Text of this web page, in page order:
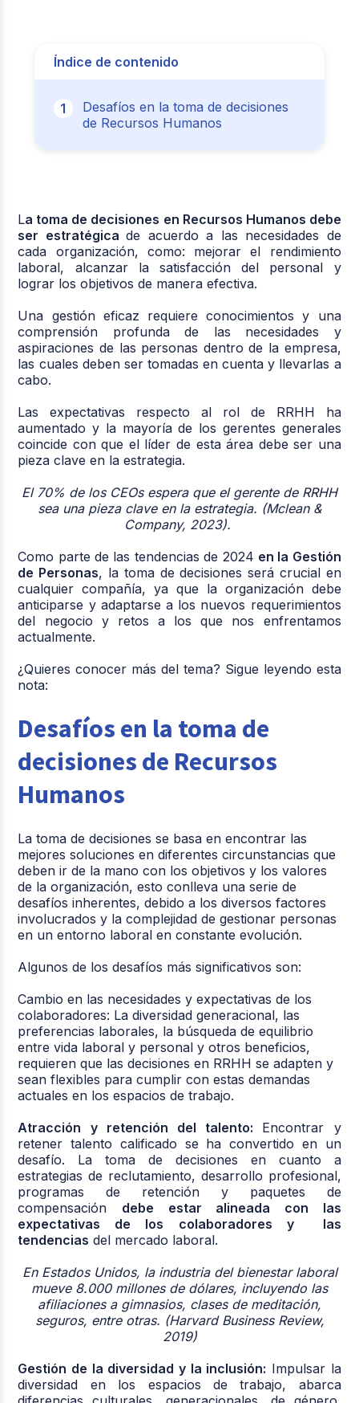
Índice de contenido
Desafíos en la toma de decisiones
de Recursos Humanos
La toma de decisiones en Recursos Humanos debe
ser estratégicade acuerdo a las necesidades de
cada organización, como: mejorar el rendimiento
laboral, alcanzar la satisfacción del personal y
lograr los objetivos de manera efectiva.
Una gestión eficaz requiere conocimientos y una
comprensión profunda de las necesidades y
aspiraciones de las personas dentro de la empresa,
las cuales deben ser tomadas en cuenta y llevarlas a
cabo.
Las expectativas respecto al rol de RRHH ha
aumentado y la mayoría de los gerentes generales
coincide con que el líder de esta área debe ser una
pieza clave en la estrategia.
El 70% de los CEOs espera que el gerente de RRHH
sea una pieza clave en la estrategia. (Mclean &
Company, 2023).
Como parte de las tendencias de 2024 en la Gestión
de Personas, la toma de decisiones será crucial en
cualquier compañía, ya que la organización debe
anticiparse y adaptarse a los nuevos requerimientos
del negocio y retos a los que nos enfrentamos
actualmente.
¿Quieres conocer más del tema? Sigue leyendo esta
nota:
Desafíos en la toma de
decisiones de Recursos
Humanos
La toma de decisionesse basa enencontrar las
mejores soluciones en diferentes circunstanciasque
deben ir de la mano con los objetivos y los valores
de la organización, estoconlleva una serie de
desafíos inherentes, debido a los diversos factores
involucrados y la complejidad de gestionar personas
en un entorno laboral en constante evolución.
Algunos de los desafíos más significativos son:
Cambio en las necesidades y expectativas de los
colaboradores: La diversidad generacional, las
preferencias laborales, la búsqueda de equilibrio
entre vida laboral y personal y otros beneficios,
requieren que las decisiones en RRHH se adapten y
sean flexibles para cumplir con estas demandas
actuales en los espacios de trabajo.
Atracción y retención del talento: Encontrar y
retener talento calificado se ha convertido en un
desafío. La toma de decisiones en cuanto a
estrategias de reclutamiento, desarrollo profesional,
programas de retención y paquetes de
compensación debe estar alineada con las
expectativas de los colaboradores y las
tendencias del mercado laboral.
En Estados Unidos, la industria del bienestar laboral
mueve 8.000 millones de dólares, incluyendo las
afiliaciones a gimnasios, clases de meditación,
seguros, entre otras. (Harvard Business Review,
2019)
Gestión de la diversidad y la inclusión: Impulsar la
diversidad en los espacios de trabajo, abarca